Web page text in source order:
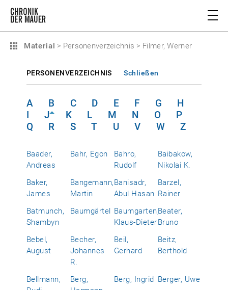
Material > Personenverzeichnis > Filmer, Werner
PERSONENVERZEICHNIS Schließen
A B C D E F G
H
I
J K L M N O
P
Q
R S T U V W Z
Baader,
Andreas
Bahr, Egon
Bahro,
Rudolf
Baibakow,
Nikolai K.
Baker,
James
Bangemann,
Martin
Banisadr,
Abul Hasan
Barzel,
Rainer
Batmunch,
Shambyn
Baumgärtel Baumgarten,
Klaus-Dieter
Beater,
Bruno
Bebel,
August
Becher,
Johannes
R.
Beil,
Gerhard
Beitz,
Berthold
Bellmann,
Berg,
Berg, Ingrid Berger, Uwe